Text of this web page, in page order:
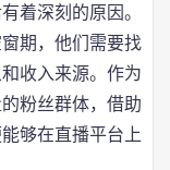
着深刻的原因。
期，他们需要找
收入来源。作为
粉丝群体，借助
够在直播平台上